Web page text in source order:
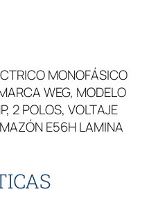
MONOFÁSICO
WEG, MODELO
2 POLOS, VOLTAJE
E56H LAMINA